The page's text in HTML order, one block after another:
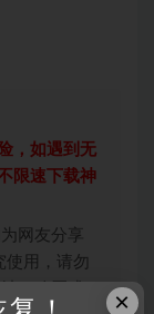
，如遇到无
限速下载神
网友分享
使用，请勿
×